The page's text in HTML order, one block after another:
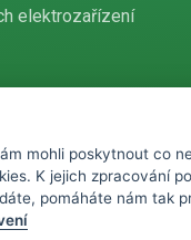
elektrozařízení
prodávající povinen
u správce daně online, v
mohli poskytnout co
K jejich zpracování
pomáháte nám tak